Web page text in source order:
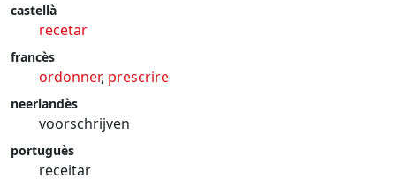
castellà
recetar
francès
ordonner, prescrire
neerlandès
voorschrijven
portuguès
receitar